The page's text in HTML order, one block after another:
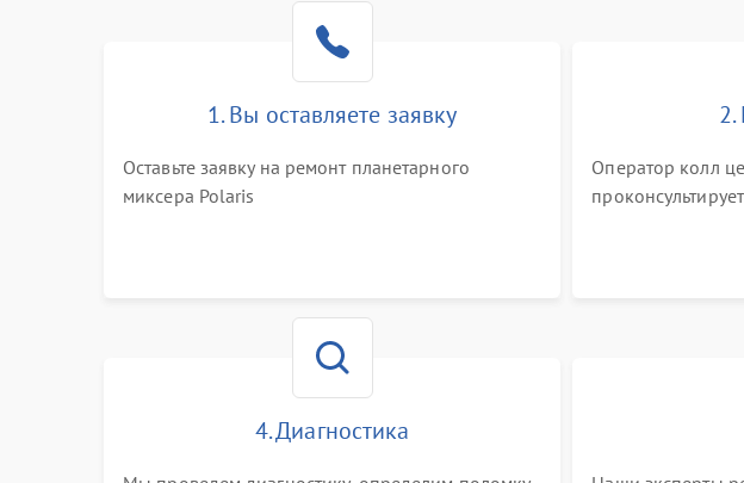
1. Вы оставляете заявку
Оставьте заявку на ремонт планетарного
миксера Polaris
2.
Оператор колл
планетарного
4. Диагностика